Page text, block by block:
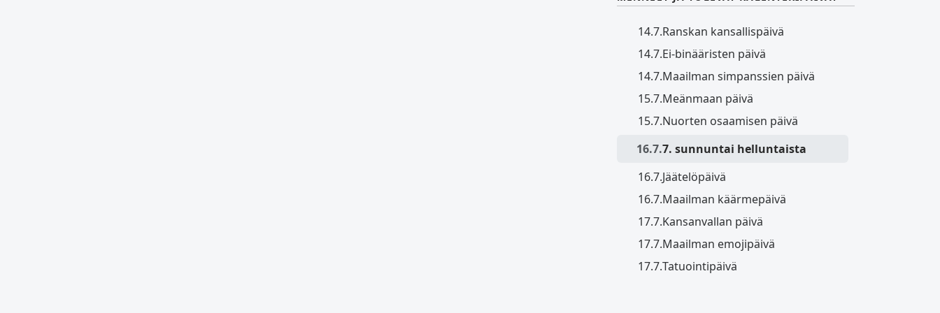
14.7.Ranskan kansallispäivä
14.7.Ei-binääristen päivä
14.7.Maailman simpanssien päivä
15.7.Meänmaan päivä
15.7.Nuorten osaamisen päivä
16.7.7. sunnuntai helluntaista
16.7.Jäätelöpäivä
16.7.Maailman käärmepäivä
17.7.Kansanvallan päivä
17.7.Maailman emojipäivä
17.7.Tatuointipäivä